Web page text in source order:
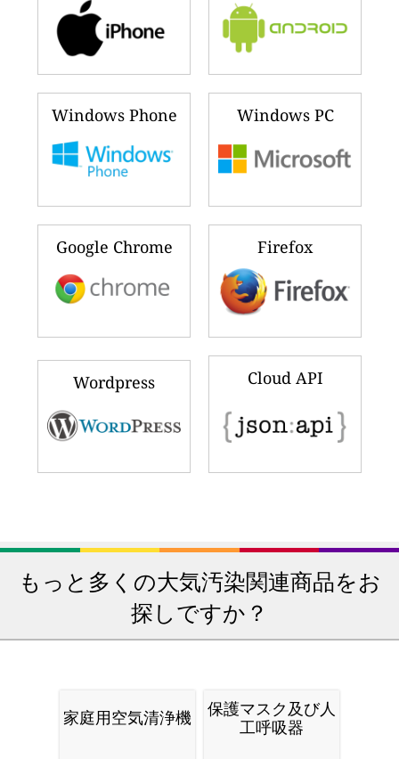
Windows Phone Windows PC
Google Chrome Firefox
Wordpress Cloud API
もっと多くの大気汚染関連商品をお
探しですか？
家庭用空気清浄機
保護マスク及び人
工呼吸器